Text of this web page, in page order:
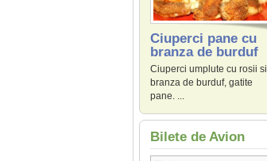
Ciuperci pane cu
branza de burduf
Ciuperci umplute cu rosii si
branza de burduf, gatite
pane. ...
Bilete de Avion